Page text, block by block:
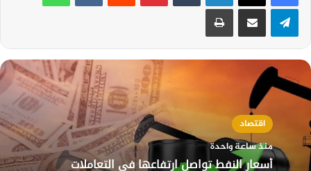
تيلقرام مشاركة عبر البريد طباعة
اقتصاد
منذ ساعة واحدة
أسعار النفط تواصل ارتفاعها في التعاملات